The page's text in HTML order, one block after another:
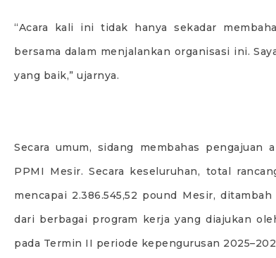
“Acara kali ini tidak hanya sekadar
bersama dalam menjalankan organisasi ini.
yang baik,” ujarnya.
Secara umum, sidang membahas
PPMI Mesir. Secara keseluruhan, total
mencapai 2.386.545,52 pound Mesir,
dari berbagai program kerja yang diajukan
pada Termin II periode kepengurusan